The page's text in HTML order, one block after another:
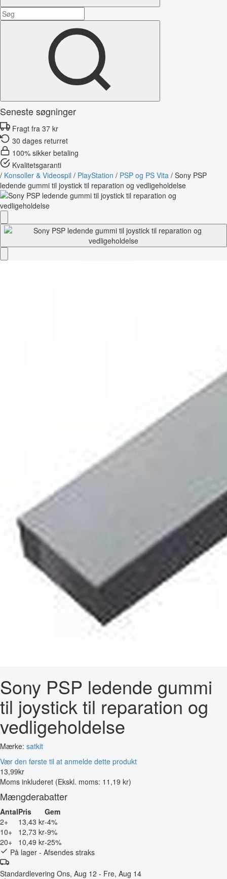
Seneste søgninger
Fragt fra 37 kr
30 dages returret
100% sikker betaling
Kvalitetsgaranti
/ Konsoller & Videospil / PlayStation / PSP og PS Vita / Sony PSP
ledende gummi til joystick til reparation og vedligeholdelse
Sony PSP ledende gummi
til joystick til reparation og
vedligeholdelse
Mærke: satkit
Vær den første til at anmelde dette produkt
13,99kr
Moms inkluderet (Ekskl. moms: 11,19 kr)
Mængderabatter
AntalPris
Gem
2+
13,43 kr-4%
10+
12,73 kr-9%
20+
10,49 kr-25%
På lager - Afsendes straks
Standardlevering Ons, Aug 12 - Fre, Aug 14